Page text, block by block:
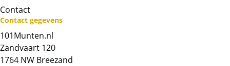
Contact
Contact gegevens
101Munten.nl
Zandvaart 120
1764 NW Breezand